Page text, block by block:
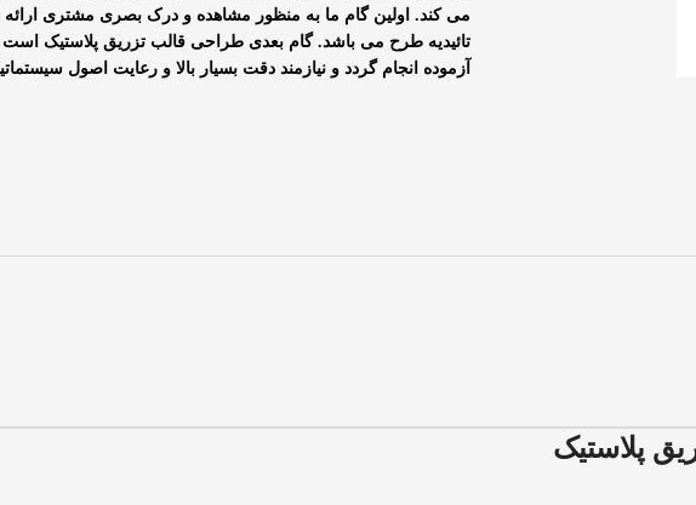
می کند. اولین گام ما به منظور مشاهده و درک بصری مشتری
تائیدیه طرح می باشد. گام بعدی طراحی قالب تزریق پلاستیک
آزموده انجام گردد و نیازمند دقت بسیار بالا و رعایت اصول
پلاستیک